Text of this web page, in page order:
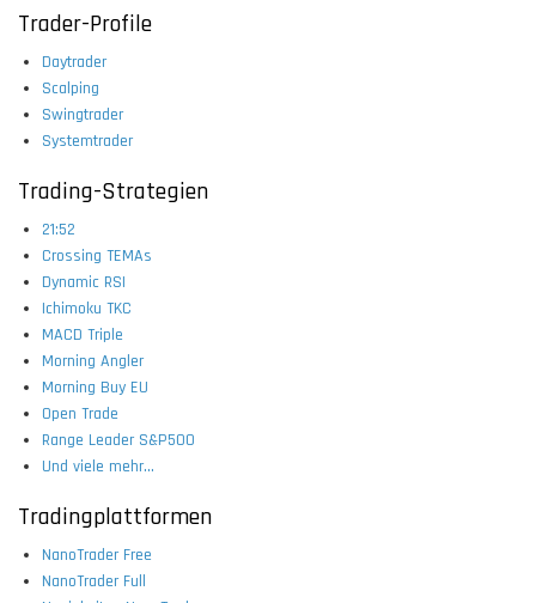
Trader-Profile
Daytrader
Scalping
Swingtrader
Systemtrader
Trading-Strategien
21:52
Crossing TEMAs
Dynamic RSI
Ichimoku TKC
MACD Triple
Morning Angler
Morning Buy EU
Open Trade
Range Leader S&P500
Und viele mehr...
Tradingplattformen
NanoTrader Free
NanoTrader Full